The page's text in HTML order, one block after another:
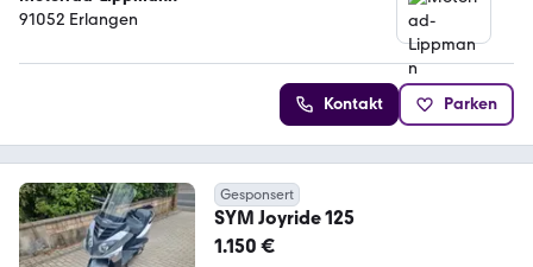
91052 Erlangen
Kontakt Parken
Gesponsert
SYM Joyride 125
1.150 €